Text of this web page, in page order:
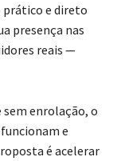
prático e direto
presença nas
reais —
sem enrolação, o
e
é acelerar